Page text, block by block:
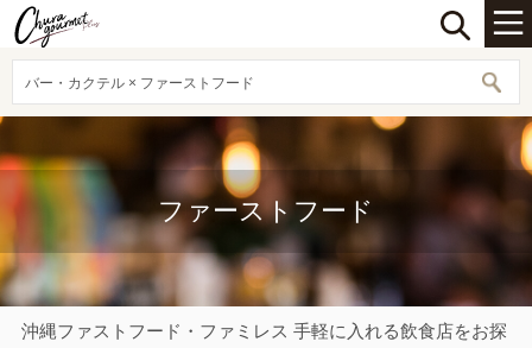
バー・カクテル × ファーストフード
ファーストフード
沖縄ファストフード・ファミレス 手軽に入れる飲食店をお探